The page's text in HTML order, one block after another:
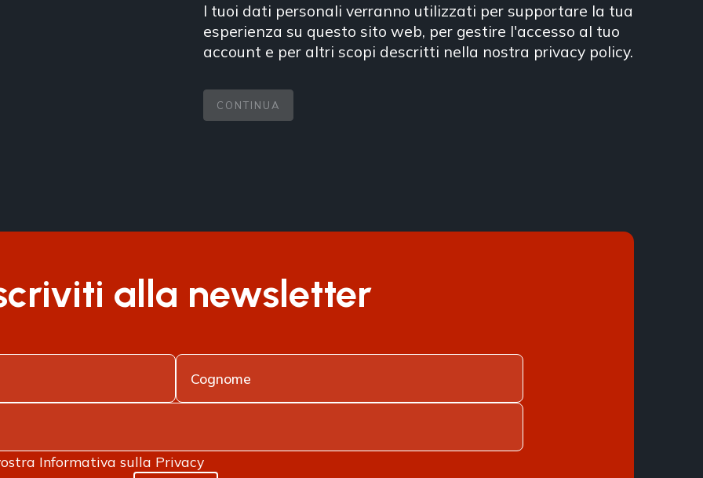
I tuoi dati personali verranno utilizzati per supportare la tua
esperienza su questo sito web, per gestire l'accesso al tuo
account e per altri scopi descritti nella nostra privacy policy.
CONTINUA
alla newsletter
Informativa sulla Privacy